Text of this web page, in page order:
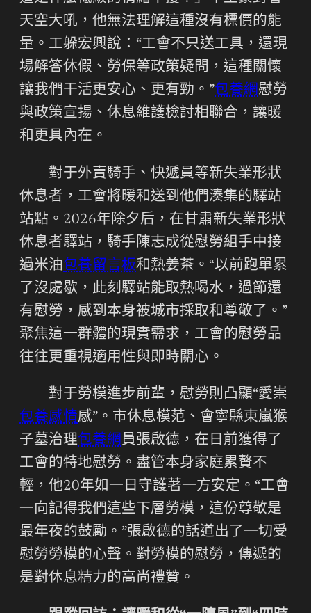
天空大吼，他無法理解這種沒有標價的能
量。工躲宏興說：“工會不只送工具，還現
場解答休假、勞保等政策疑問，這種關懷
讓我們干活更安心、更有勁。”包養網慰勞
與政策宣揚、休息維護檢討相聯合，讓暖
和更具內在。
對于外賣騎手、快遞員等新失業形狀
休息者，工會將暖和送到他們湊集的驛站
站點。2026年除夕后，在甘肅新失業形狀
休息者驛站，騎手陳志成從慰勞組手中接
過米油包養留言板和熱姜茶。“以前跑單累
了沒處歇，此刻驛站能取熱喝水，過節還
有慰勞，感到本身被城市採取和尊敬了。”
聚焦這一群體的現實需求，工會的慰勞品
往往更重視適用性與即時關心。
對于勞模進步前輩，慰勞則凸顯“愛崇
包養感情感”。市休息模范、會寧縣東嵐猴
子墓治理包養網員張啟德，在日前獲得了
工會的特地慰勞。盡管本身家庭累贅不
輕，他20年如一日守護著一方安定。“工會
一向記得我們這些下層勞模，這份尊敬是
最年夜的鼓勵。”張啟德的話道出了一切受
慰勞勞模的心聲。對勞模的慰勞，傳遞的
是對休息精力的高尚禮贊。